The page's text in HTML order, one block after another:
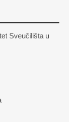
Sveučilišta u